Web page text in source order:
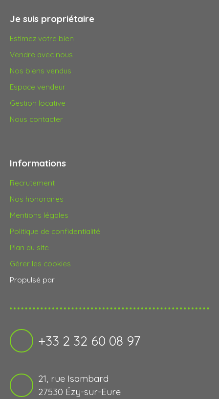
Je suis propriétaire
Estimez votre bien
Vendre avec nous
Nos biens vendus
Espace vendeur
Gestion locative
Nous contacter
Informations
Recrutement
Nos honoraires
Mentions légales
Politique de confidentialité
Plan du site
Gérer les cookies
Propulsé par
+33 2 32 60 08 97
21, rue Isambard
27530 Ézy-sur-Eure